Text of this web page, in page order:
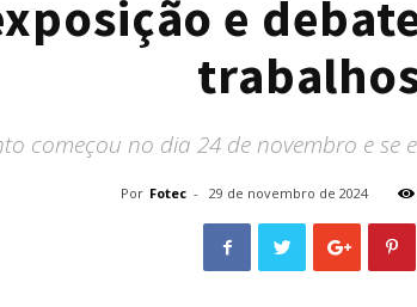
e
começou no dia 24 de novembro e se
Por Fotec - 29 de novembro de 2024